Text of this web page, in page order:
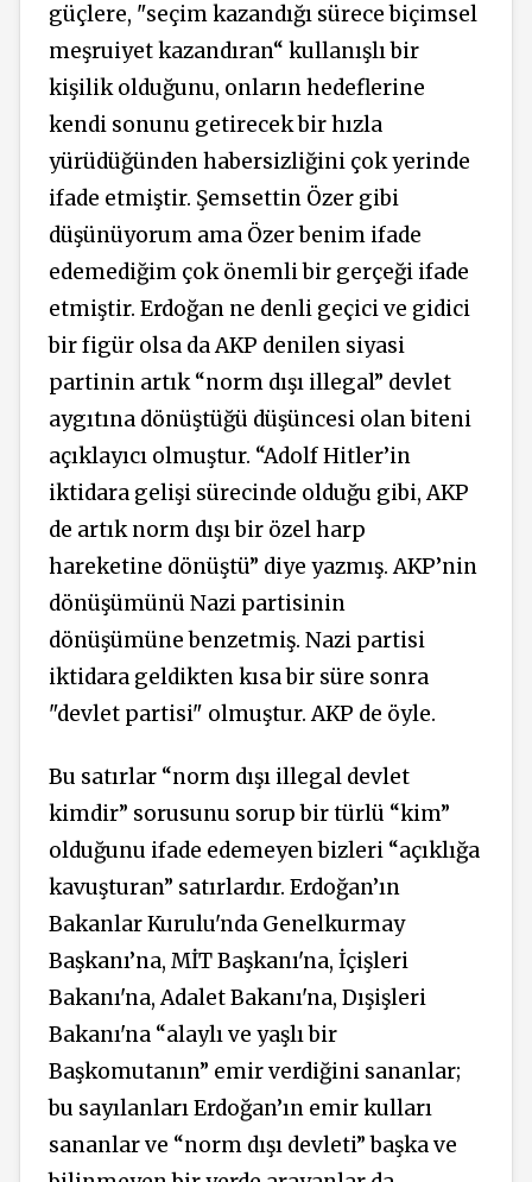
güçlere, "seçim kazandığı sürece biçimsel
meşruiyet kazandıran“ kullanışlı bir
kişilik olduğunu, onların hedeflerine
kendi sonunu getirecek bir hızla
yürüdüğünden habersizliğini çok yerinde
ifade etmiştir. Şemsettin Özer gibi
düşünüyorum ama Özer benim ifade
edemediğim çok önemli bir gerçeği ifade
etmiştir. Erdoğan ne denli geçici ve gidici
bir figür olsa da AKP denilen siyasi
partinin artık “norm dışı illegal” devlet
aygıtına dönüştüğü düşüncesi olan biteni
açıklayıcı olmuştur. “Adolf Hitler’in
iktidara gelişi sürecinde olduğu gibi, AKP
de artık norm dışı bir özel harp
hareketine dönüştü” diye yazmış. AKP’nin
dönüşümünü Nazi partisinin
dönüşümüne benzetmiş. Nazi partisi
iktidara geldikten kısa bir süre sonra
"devlet partisi" olmuştur. AKP de öyle.
Bu satırlar “norm dışı illegal devlet
kimdir” sorusunu sorup bir türlü “kim”
olduğunu ifade edemeyen bizleri “açıklığa
kavuşturan” satırlardır. Erdoğan’ın
Bakanlar Kurulu'nda Genelkurmay
Başkanı’na, MİT Başkanı'na, İçişleri
Bakanı'na, Adalet Bakanı'na, Dışişleri
Bakanı'na “alaylı ve yaşlı bir
Başkomutanın” emir verdiğini sananlar;
bu sayılanları Erdoğan’ın emir kulları
sananlar ve “norm dışı devleti” başka ve